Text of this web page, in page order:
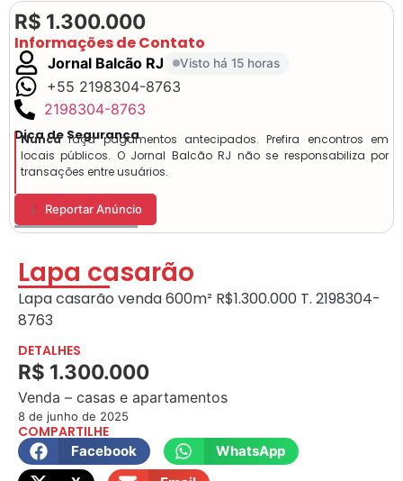
R$ 1.300.000
Informações de Contato
Jornal Balcão RJ Visto há 15 horas
+55 2198304-8763
2198304-8763
Dica de Segurança
Nuncafaça pagamentos antecipados. Prefira encontros em
locais públicos. O Jornal Balcão RJ não se responsabiliza por
transações entre usuários.
Reportar Anúncio
Lapa casarão
Lapa casarão venda 600m² R$1.300.000 T. 2198304-
8763
DETALHES
R$ 1.300.000
Venda – casas e apartamentos
8 de junho de 2025
COMPARTILHE
Facebook
WhatsApp